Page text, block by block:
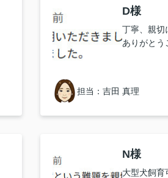
本当にあり
D様
丁寧、親切
ありがとう
担当：吉田 真理
N様
大型犬飼育